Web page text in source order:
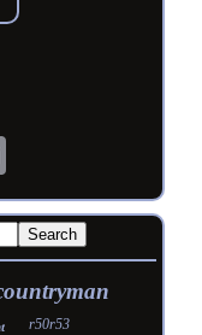
r50r53